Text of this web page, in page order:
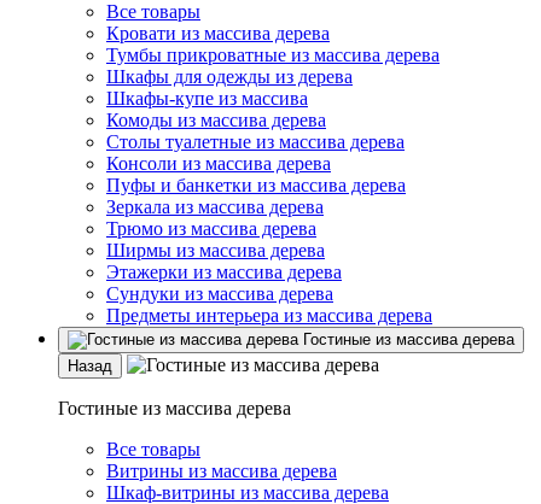
Все товары
Кровати из массива дерева
Тумбы прикроватные из массива дерева
Шкафы для одежды из дерева
Шкафы-купе из массива
Комоды из массива дерева
Столы туалетные из массива дерева
Консоли из массива дерева
Пуфы и банкетки из массива дерева
Зеркала из массива дерева
Трюмо из массива дерева
Ширмы из массива дерева
Этажерки из массива дерева
Сундуки из массива дерева
Предметы интерьера из массива дерева
Гостиные из массива дерева
Назад
Гостиные из массива дерева
Все товары
Витрины из массива дерева
Шкаф-витрины из массива дерева